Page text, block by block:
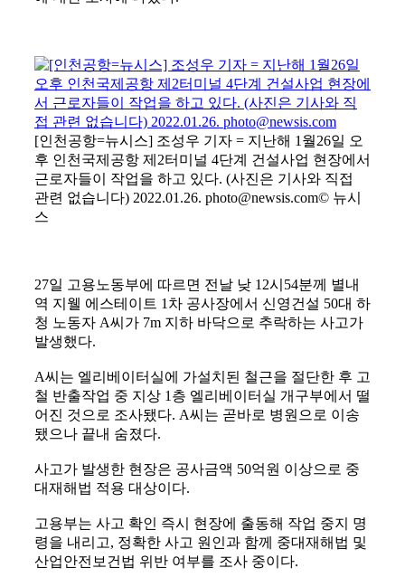
[인천공항=뉴시스] 조성우 기자 = 지난해 1월26일 오
후 인천국제공항 제2터미널 4단계 건설사업 현장에서
근로자들이 작업을 하고 있다. (사진은 기사와 직접
관련 없습니다) 2022.01.26. photo@newsis.com© 뉴시
스
27일 고용노동부에 따르면 전날 낮 12시54분께 별내
역 지웰 에스테이트 1차 공사장에서 신영건설 50대 하
청 노동자 A씨가 7m 지하 바닥으로 추락하는 사고가
발생했다.
A씨는 엘리베이터실에 가설치된 철근을 절단한 후 고
철 반출작업 중 지상 1층 엘리베이터실 개구부에서 떨
어진 것으로 조사됐다. A씨는 곧바로 병원으로 이송
됐으나 끝내 숨졌다.
사고가 발생한 현장은 공사금액 50억원 이상으로 중
대재해법 적용 대상이다.
고용부는 사고 확인 즉시 현장에 출동해 작업 중지 명
령을 내리고, 정확한 사고 원인과 함께 중대재해법 및
산업안전보건법 위반 여부를 조사 중이다.